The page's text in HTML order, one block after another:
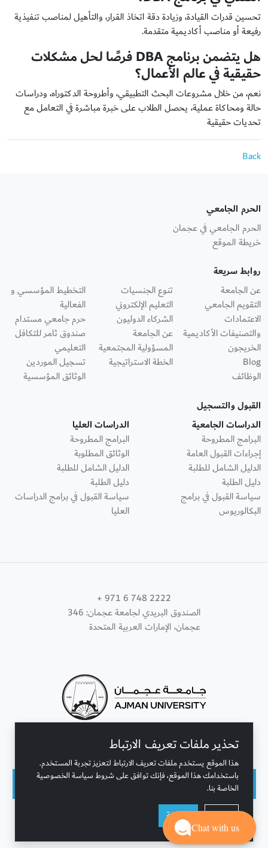
تحسين قدرات القيادة، وزيادة دقة اتخاذ القرار، والتأهيل لمناصب تنفيذية
رفيعة أو مناصب أكاديمية متقدمة.
هل يتضمن برنامج فرصًا لحل مشكلات
حقيقية في عالم الأعمال؟
نعم، من خلال مشروعات البحث التطبيقي، وأطروحة الدكتوراه، ودراسات
حالة ومحاكاة عملية، يحصل الطلاب على خبرة مباشرة في التعامل مع
تحديات حقيقية
Back
تحذير ملفات تعريف الارتباط
هذا الموقع يستخدم ملفات تعريف الارتباط لتعزيز تجربة المستخدم.
باستخدامك هذا الموقع، فإنك توافق على شروط سياسة الخصوصية
الخاصة بنا.
رفض موافقة
الحرم الجامعي
الحرم الجامعي في عجمان
خريطة الموقع
روابط سريعة
عن الجامعة
التقويم الجامعي
الاعتمادات
والتصنيفات الأكاديمية
الخريجون
Blog
الوظائف
تنوع الجنسيات
التعليم الإلكتروني
الشركاء الدوليون
عن الجامعة
المسؤولية المجتمعية
الخطة الاستراتيجية
التخطيط المؤسسي و
الفعالية
حرم جامعي مستدام
صندوق ثامر للتكافل
التعليمي
تسجيل الموردين
الوثائق المؤسسية
القبول والتسجيل
الدراسات الجامعية
البرامج المطروحة
إجراءات القبول العامة
الدليل الشامل للطلبة
دليل الطلبة
سياسة القبول في برامج
البكالوريوس
الدراسات العليا
البرامج المطروحة
الوثائق المطلوبة
الدليل الشامل للطلبة
دليل الطلبة
سياسة القبول في برامج الدراسات
العليا
+ 971 6 748 2222
الصندوق البريدي لجامعة عجمان: 346
عجمان، الإمارات العربية المتحدة
تواصل معنا
حقوق النشر محفوظة © جامعة عجمان 2001 - 2026
التحديث الأخير - أغسطس 07, 2026Chat with us